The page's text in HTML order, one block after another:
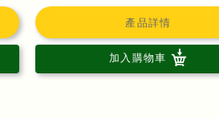
產品詳情
加入購物車